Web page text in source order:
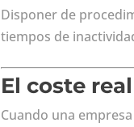
Disponer de
tiempos de
El coste
Cuando una